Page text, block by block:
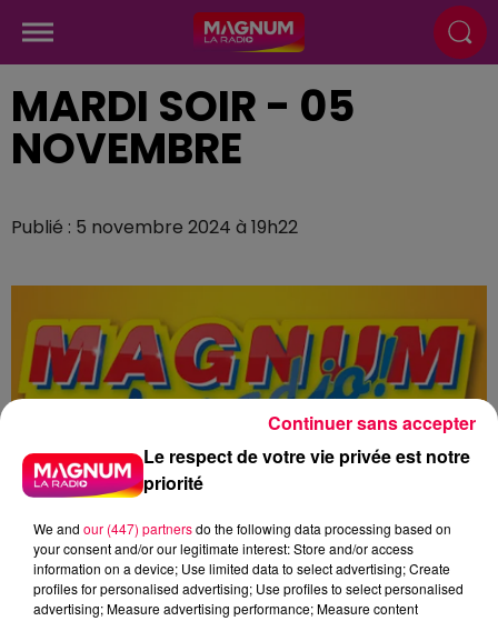
MARDI SOIR - 05
NOVEMBRE
Publié : 5 novembre 2024 à 19h22
Le respect de votre vie privée est notre
priorité
We and our (447) partnersdo the following data processing based on
your consent and/or our legitimate interest: Store and/or access
information on a device; Use limited data to select advertising; Create
profiles for personalised advertising; Use profiles to select personalised
advertising; Measure advertising performance; Measure content
Continuer sans accepter